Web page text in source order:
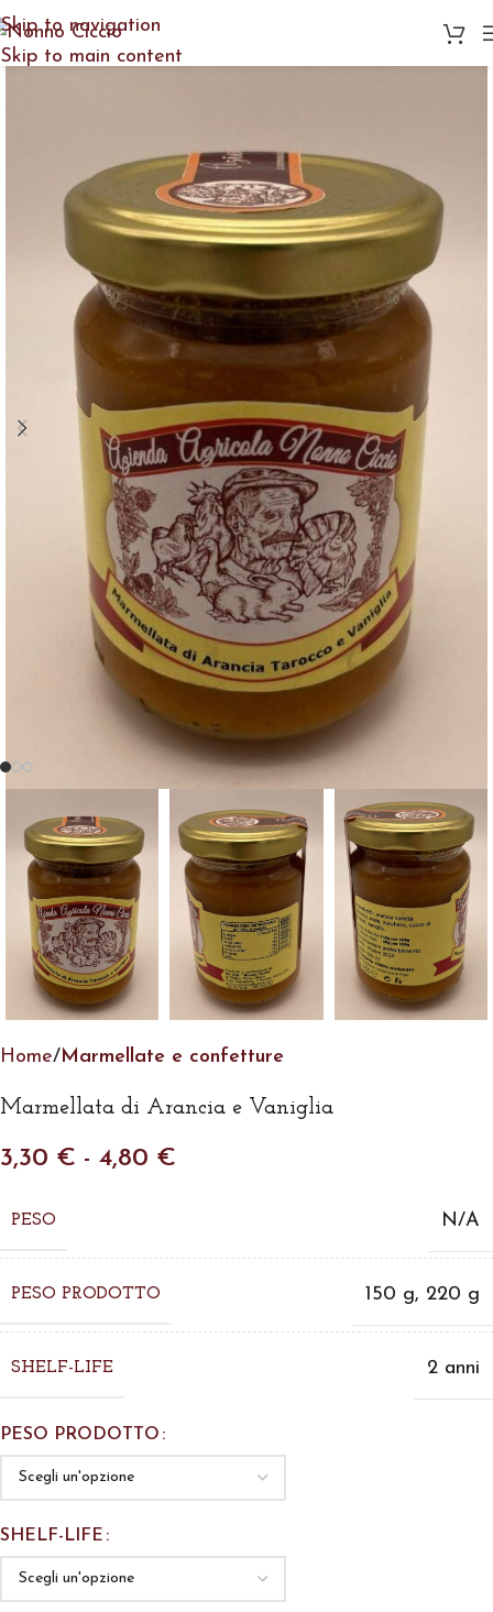
Skip to navigation
Skip to main content
Home Marmellate e confetture
Marmellata di Arancia e Vaniglia
3,30 € - 4,80 €
PESO N/A
PESO PRODOTTO 150 g, 220 g
SHELF-LIFE 2 anni
PESO PRODOTTO
SHELF-LIFE